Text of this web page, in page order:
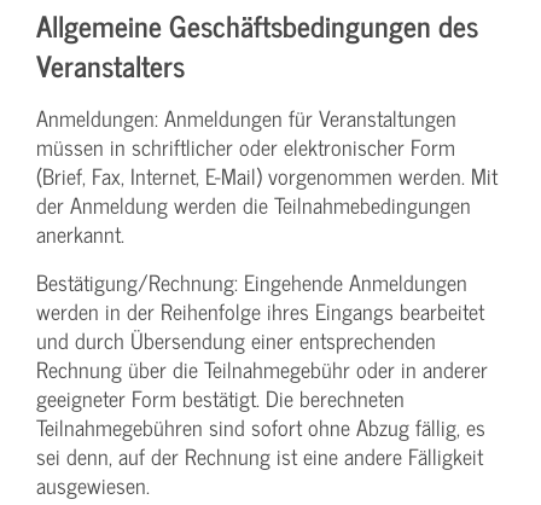
Allgemeine Geschäftsbedingungen des
Veranstalters
Anmeldungen: Anmeldungen für Veranstaltungen
müssen in schriftlicher oder elektronischer Form
(Brief, Fax, Internet, E-Mail) vorgenommen werden. Mit
der Anmeldung werden die Teilnahme­bedingungen
anerkannt.
Bestätigung­/Rechnung: Eingehende Anmeldungen
werden in der Reihenfolge ihres Eingangs bearbeitet
und durch Übersendung einer entsprechenden
Rechnung über die Teilnahmegebühr oder in anderer
geeigneter Form bestätigt. Die berechneten
Teilnahmegebühren sind sofort ohne Abzug fällig, es
sei denn, auf der Rechnung ist eine andere Fälligkeit
ausgewiesen.